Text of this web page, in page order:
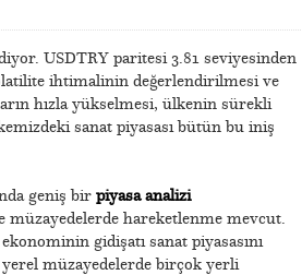
USDTRY paritesi 3.81 seviyesinden
ihtimalinin değerlendirilmesi ve
hızla yükselmesi, ülkenin sürekli
sanat piyasası bütün bu iniş
geniş bir piyasa analizi
müzayedelerde hareketlenme mevcut.
gidişatı sanat piyasasını
müzayedelerde birçok yerli